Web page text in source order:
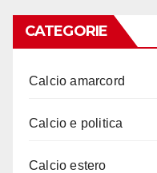
CATEGORIE
Calcio amarcord
Calcio e politica
Calcio estero